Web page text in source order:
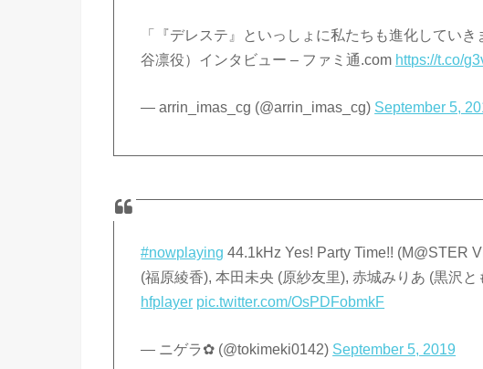
「『デレステ』といっしょに私たちも進化してい
谷凛役）インタビュー – ファミ通.com https://t.co/
— arrin_imas_cg (@arrin_imas_cg) September 5,
#nowplaying 44.1kHz Yes! Party Time!! (M@STER
(福原綾香), 本田未央 (原紗友里), 赤城みりあ (黒沢
hfplayer pic.twitter.com/OsPDFobmkF
— ニゲラ✿ (@tokimeki0142) September 5, 2019